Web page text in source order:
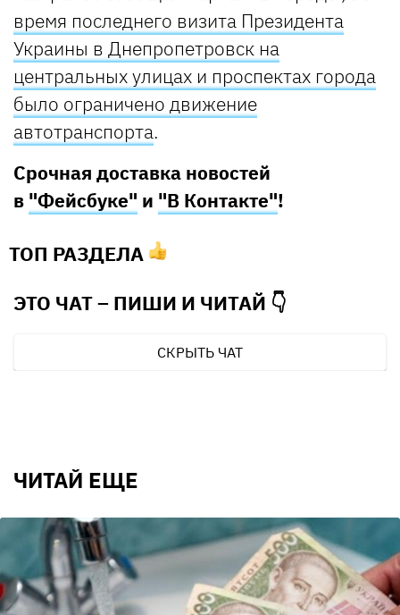
время последнего визита Президента
Украины в Днепропетровск на
центральных улицах и проспектах города
было ограничено движение
автотранспорта.
Срочная доставка новостей
в "Фейсбуке" и "В Контакте"!
ТОП РАЗДЕЛА
ЭТО ЧАТ – ПИШИ И ЧИТАЙ 👇
СКРЫТЬ ЧАТ
ЧИТАЙ ЕЩЕ